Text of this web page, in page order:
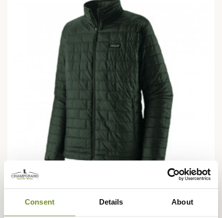
Consent Details About
PATAGONIA
Veste Matelassée Nano Puff Patagonia